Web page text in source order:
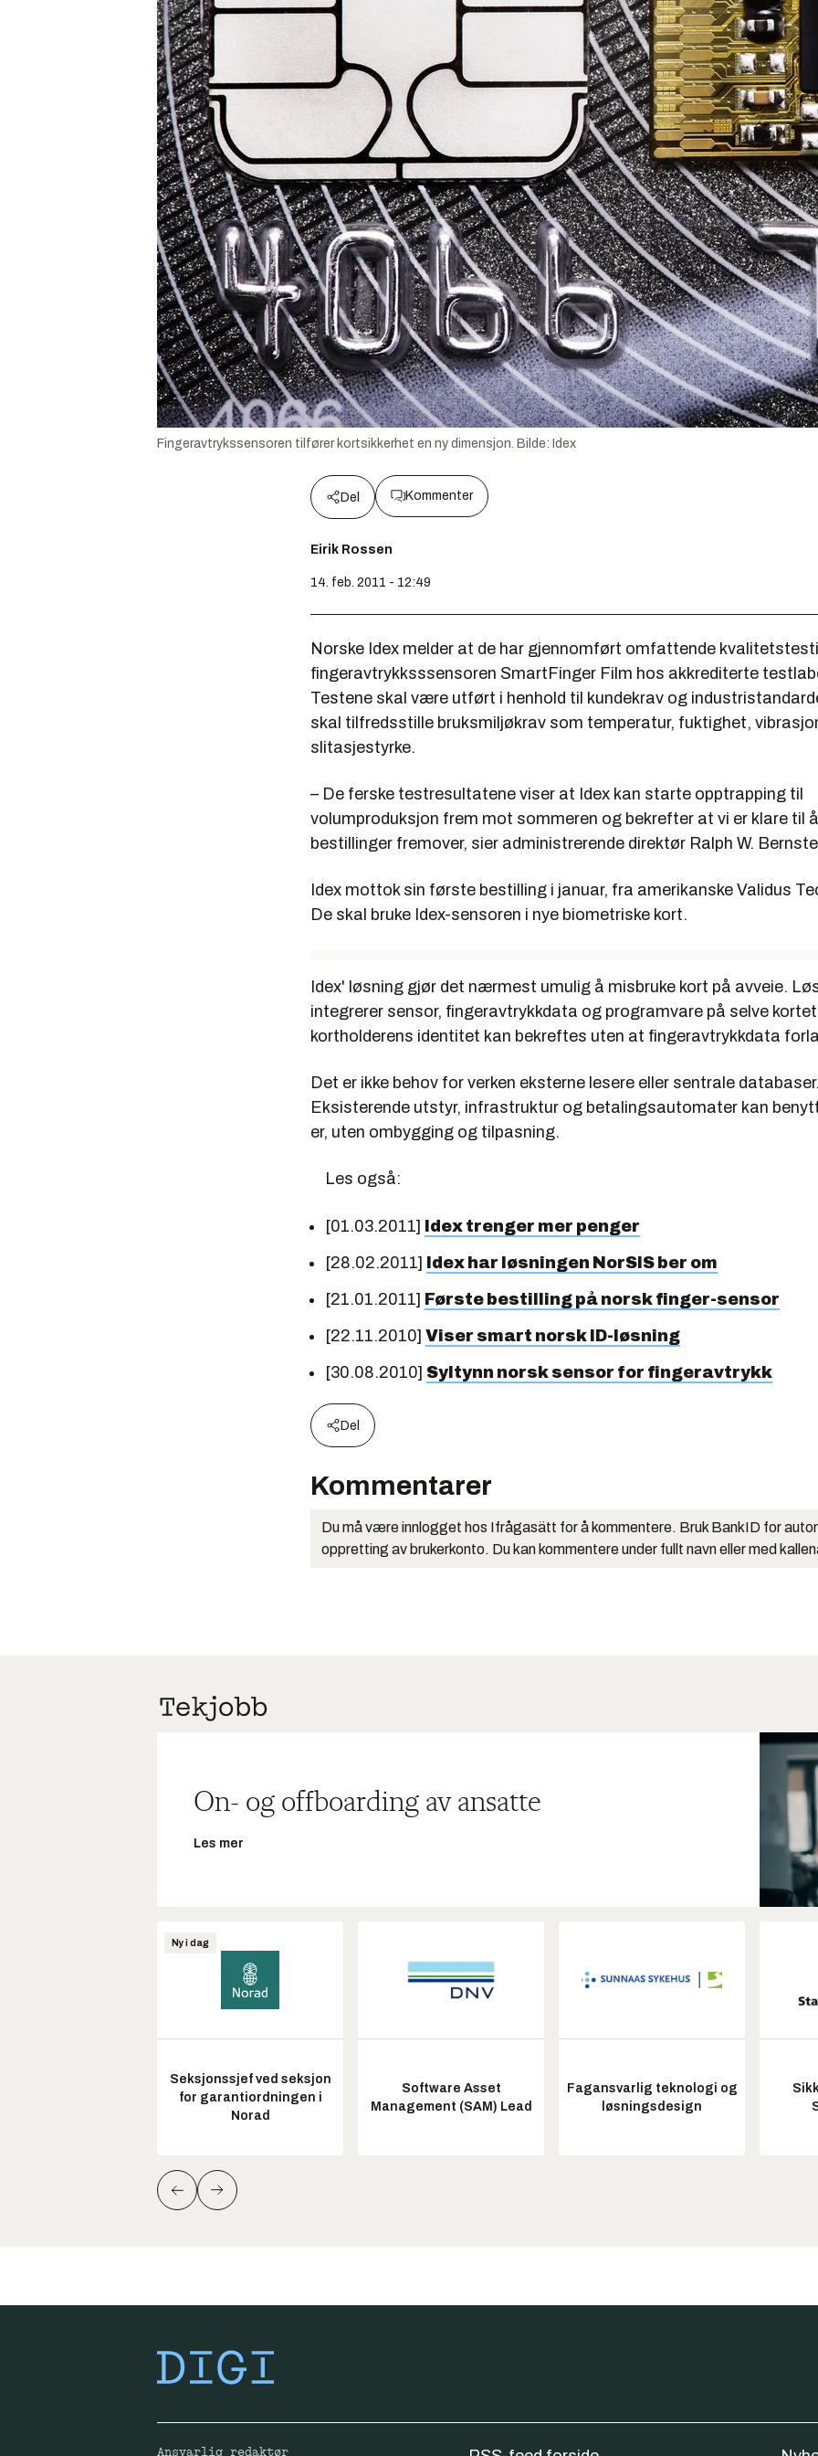
Fingeravtrykssensoren tilfører kortsikkerhet en ny dimensjon. Bilde: Idex
Del Kommenter
Eirik Rossen
14. feb. 2011 - 12:49
Norske Idex melder at de har gjennomført omfattende
fingeravtrykksssensoren SmartFinger Film hos akkrediterte
Testene skal være utført i henhold til kundekrav og
skal tilfredsstille bruksmiljøkrav som temperatur, fuktighet,
slitasjestyrke.
– De ferske testresultatene viser at Idex kan starte opptrapping til
volumproduksjon frem mot sommeren og bekrefter at vi er klare til
bestillinger fremover, sier administrerende direktør Ralph W.
Idex mottok sin første bestilling i januar, fra amerikanske Validus
De skal bruke Idex-sensoren i nye biometriske kort.
Idex' løsning gjør det nærmest umulig å misbruke kort på avveie.
integrerer sensor, fingeravtrykkdata og programvare på selve
kortholderens identitet kan bekreftes uten at fingeravtrykkdata
Det er ikke behov for verken eksterne lesere eller sentrale databaser.
Eksisterende utstyr, infrastruktur og betalingsautomater kan
er, uten ombygging og tilpasning.
Les også:
[01.03.2011]
Idex trenger mer penger
[28.02.2011]
Idex har løsningen NorSIS ber om
[21.01.2011] Første bestilling på norsk finger-sensor
[22.11.2010] Viser smart norsk ID-løsning
[30.08.2010] Syltynn norsk sensor for fingeravtrykk
Del
Kommentarer
Du må være innlogget hos Ifrågasätt for å kommentere. Bruk BankID for
oppretting av brukerkonto. Du kan kommentere under fullt navn eller med
On- og offboarding av ansatte
Les mer
Ny i dag
Seksjonssjef ved seksjon
for garantiordningen i
Norad
Software Asset
Management (SAM) Lead
Fagansvarlig teknologi og
løsningsdesign
Ansvarlig redaktør